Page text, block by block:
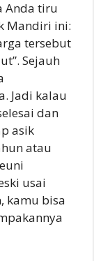
Anda tiru
Mandiri ini:
tersebut
Sejauh
Jadi kalau
dan
asik
atau
usai
kamu bisa